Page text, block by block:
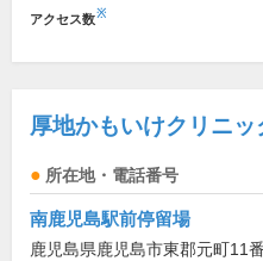
アクセス数※
厚地かもいけクリニッ
所在地・電話番号
南鹿児島駅前停留場
鹿児島県鹿児島市東郡元町11